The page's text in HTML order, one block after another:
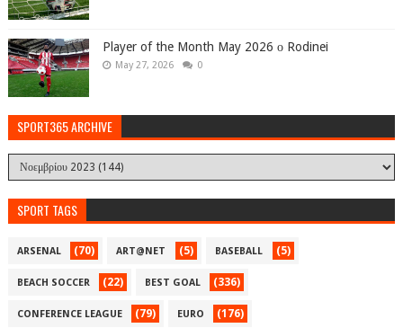
Player of the Month May 2026 ο Rodinei
May 27, 2026 0
SPORT365 ARCHIVE
SPORT TAGS
ARSENAL (70) ART@NET (5) BASEBALL (5)
BEACH SOCCER (22) BEST GOAL (336)
CONFERENCE LEAGUE (79) EURO (176)